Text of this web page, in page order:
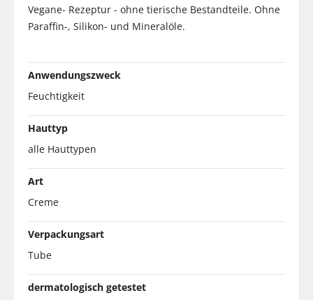
Vegane- Rezeptur - ohne tierische Bestandteile. Ohne
Paraffin-, Silikon- und Mineralöle.
Anwendungszweck
Feuchtigkeit
Hauttyp
alle Hauttypen
Art
Creme
Verpackungsart
Tube
dermatologisch getestet